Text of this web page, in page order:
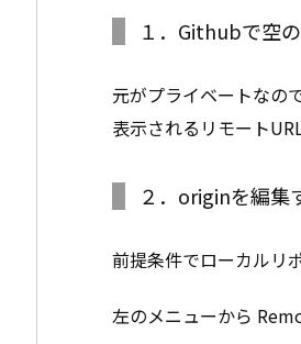
１．Githubで空
元がプライベートなの
表示されるリモート
２．originを編集
前提条件でローカルリ
左のメニューから